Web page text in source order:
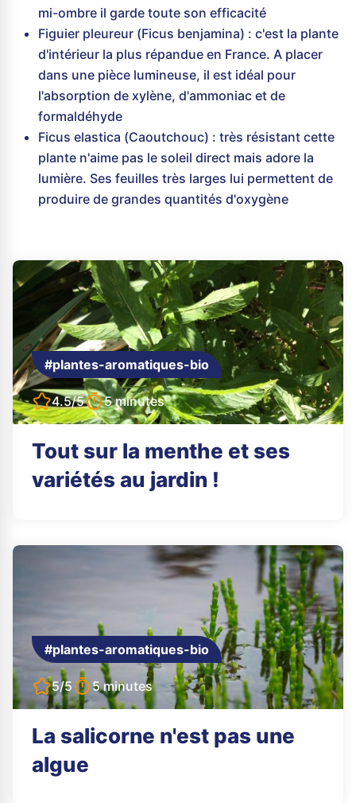
mi-ombre il garde toute son efficacité
Figuier pleureur (Ficus benjamina) : c'est la plante
d'intérieur la plus répandue en France. A placer
dans une pièce lumineuse, il est idéal pour
l'absorption de xylène, d'ammoniac et de
formaldéhyde
Ficus elastica (Caoutchouc) : très résistant cette
plante n'aime pas le soleil direct mais adore la
lumière. Ses feuilles très larges lui permettent de
produire de grandes quantités d'oxygène
#plantes-aromatiques-bio
4.5/5 5 minutes
Tout sur la menthe et ses
variétés au jardin !
#plantes-aromatiques-bio
5/5 5 minutes
La salicorne n'est pas une
algue